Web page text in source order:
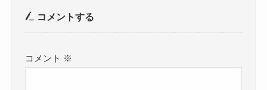
コメントする
コメント ※